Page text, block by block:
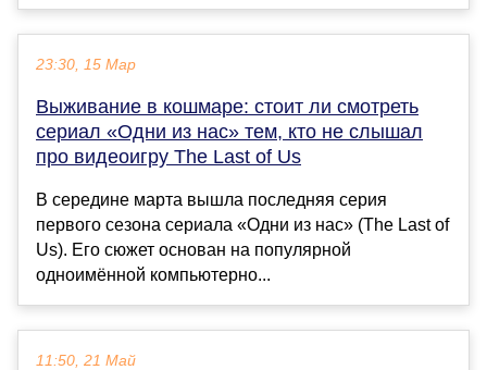
23:30, 15 Мар
Выживание в кошмаре: стоит ли смотреть
сериал «Одни из нас» тем, кто не слышал
про видеоигру The Last of Us
В середине марта вышла последняя серия
первого сезона сериала «Одни из нас» (The Last of
Us). Его сюжет основан на популярной
одноимённой компьютерно...
11:50, 21 Май